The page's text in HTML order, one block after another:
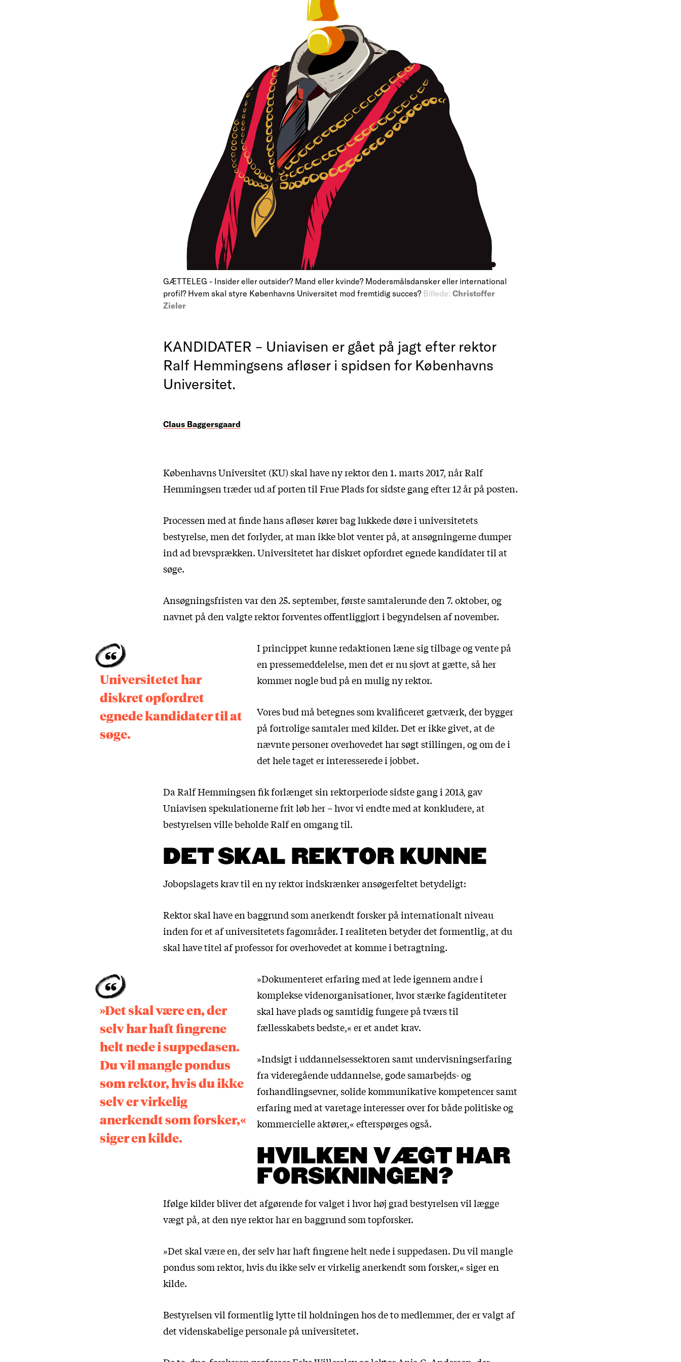
GÆTTELEG - Insider eller outsider? Mand eller kvinde? Modersmålsdansker eller international
profil? Hvem skal styre Københavns Universitet mod fremtidig succes? Billede: Christoffer
Zieler
KANDIDATER – Uniavisen er gået på jagt efter rektor
Ralf Hemmingsens afløser i spidsen for Københavns
Universitet.
Claus Baggersgaard
Københavns Universitet (KU) skal have ny rektor den 1. marts 2017, når Ralf
Hemmingsen træder ud af porten til Frue Plads for sidste gang efter 12 år på posten.
Processen med at finde hans afløser kører bag lukkede døre i universitetets
bestyrelse, men det forlyder, at man ikke blot venter på, at ansøgningerne dumper
ind ad brevsprækken. Universitetet har diskret opfordret egnede kandidater til at
søge.
Ansøgningsfristen var den 25. september, første samtalerunde den 7. oktober, og
navnet på den valgte rektor forventes offentliggjort i begyndelsen af november.
Universitetet har
diskret opfordret
egnede kandidater til at
søge.
I princippet kunne redaktionen læne sig tilbage og vente på
en pressemeddelelse, men det er nu sjovt at gætte, så her
kommer nogle bud på en mulig ny rektor.
Vores bud må betegnes som kvalificeret gætværk, der bygger
på fortrolige samtaler med kilder. Det er ikke givet, at de
nævnte personer overhovedet har søgt stillingen, og om de i
det hele taget er interesserede i jobbet.
Da Ralf Hemmingsen fik forlænget sin rektorperiode sidste gang i 2013, gav
Uniavisen spekulationerne frit løbher– hvor vi endte med at konkludere, at
bestyrelsen ville beholde Ralf en omgang til.
DET SKAL REKTOR KUNNE
Jobopslagets krav til en ny rektor indskrænker ansøgerfeltet betydeligt:
Rektor skal have en baggrund som anerkendt forsker på internationalt niveau
inden for et af universitetets fagområder. I realiteten betyder det formentlig, at du
skal have titel af professor for overhovedet at komme i betragtning.
»Det skal være en, der
selv har haft fingrene
helt nede i suppedasen.
Du vil mangle pondus
som rektor, hvis du ikke
selv er virkelig
anerkendt som forsker,«
siger en kilde.
»Dokumenteret erfaring med at lede igennem andre i
komplekse videnorganisationer, hvor stærke fagidentiteter
skal have plads og samtidig fungere på tværs til
fællesskabets bedste,« er et andet krav.
»Indsigt i uddannelsessektoren samt undervisningserfaring
fra videregående uddannelse, gode samarbejds- og
forhandlingsevner, solide kommunikative kompetencer samt
erfaring med at varetage interesser over for både politiske og
kommercielle aktører,« efterspørges også.
HVILKEN VÆGT HAR
FORSKNINGEN?
Ifølge kilder bliver det afgørende for valget i hvor høj grad bestyrelsen vil lægge
vægt på, at den nye rektor har en baggrund som topforsker.
»Det skal være en, der selv har haft fingrene helt nede i suppedasen. Du vil mangle
pondus som rektor, hvis du ikke selv er virkelig anerkendt som forsker,« siger en
kilde.
Bestyrelsen vil formentlig lytte til holdningen hos de to medlemmer, der er valgt af
det videnskabelige personale på universitetet.